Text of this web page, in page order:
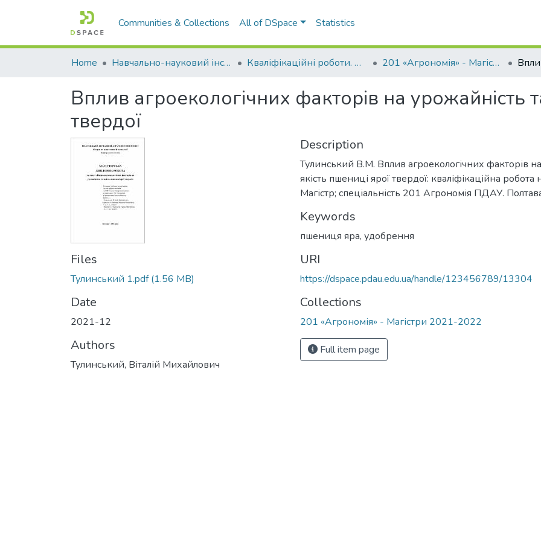
Communities & Collections All of DSpace Statistics
Home Навчально-науковий інститут агротехнологій, селекції та екології Кваліфікаційні роботи. ННІ агротехнологій, селекції та екології 201 «Агрономія» - Магістри 2021-2022
Вплив агроекологічних факторів на урожайність
твердої
Files
Тулинський 1.pdf(1.56 MB)
Date
2021-12
Authors
Тулинський, Віталій Михайлович
Description
Тулинський В.М. Вплив агроекологічних факторів
якість пшениці ярої твердої: кваліфікаційна
Магістр; спеціальність 201 Агрономія ПДАУ.
Keywords
пшениця яра, удобрення
URI
https://dspace.pdau.edu.ua/handle/123456789/13304
Collections
201 «Агрономія» - Магістри 2021-2022
Full item page